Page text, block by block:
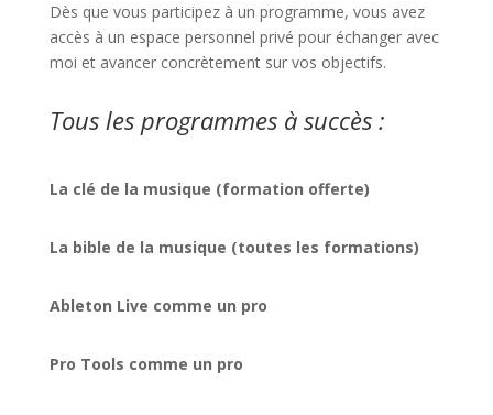
Dès que vous participez à un programme, vous avez
accès à un espace personnel privé pour échanger avec
moi et avancer concrètement sur vos objectifs.
Tous les programmes à succès :
La clé de la musique (formation offerte)
La bible de la musique (toutes les formations)
Ableton Live comme un pro
Pro Tools comme un pro